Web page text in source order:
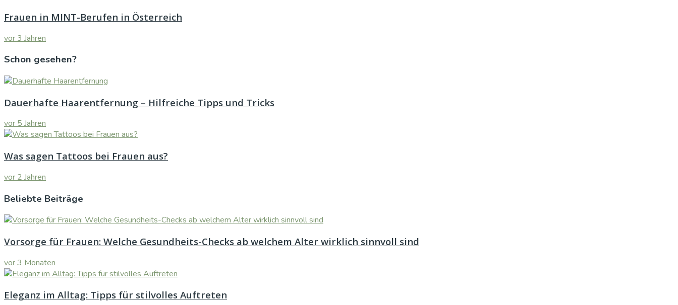
Frauen in MINT-Berufen in Österreich
vor 3 Jahren
Schon gesehen?
Dauerhafte Haarentfernung – Hilfreiche Tipps und Tricks
vor 5 Jahren
Was sagen Tattoos bei Frauen aus?
vor 2 Jahren
Beliebte Beiträge
Vorsorge für Frauen: Welche Gesundheits-Checks ab welchem Alter wirklich sinnvoll sind
vor 3 Monaten
Eleganz im Alltag: Tipps für stilvolles Auftreten